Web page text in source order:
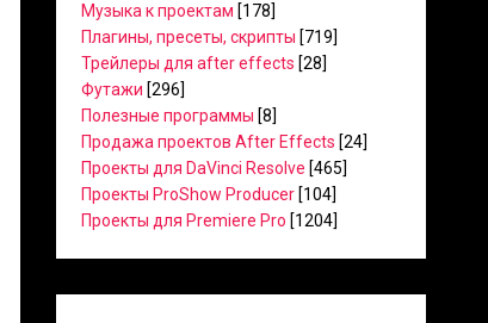
Музыка к проектам [178]
Плагины, пресеты, скрипты [719]
Трейлеры для after effects [28]
Футажи [296]
Полезные программы [8]
Продажа проектов After Effects [24]
Проекты для DaVinci Resolve [465]
Проекты ProShow Producer [104]
Проекты для Premiere Pro [1204]